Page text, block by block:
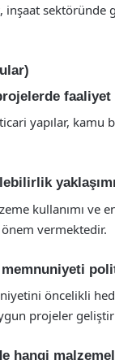
inşaat
yapılar, kamu
kullanımı
önem vermektedir.
öncelikli
projeler
hangi